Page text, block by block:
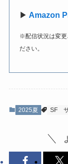
▶ Amazon
※配信状況は変更
ださい。
2025夏 SF